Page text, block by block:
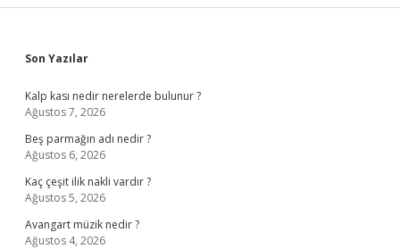
Sidebar
Son Yazılar
Kalp kası nedir nerelerde bulunur ?
Ağustos 7, 2026
Beş parmağın adı nedir ?
Ağustos 6, 2026
Kaç çeşit ilik nakli vardır ?
Ağustos 5, 2026
Avangart müzik nedir ?
Ağustos 4, 2026